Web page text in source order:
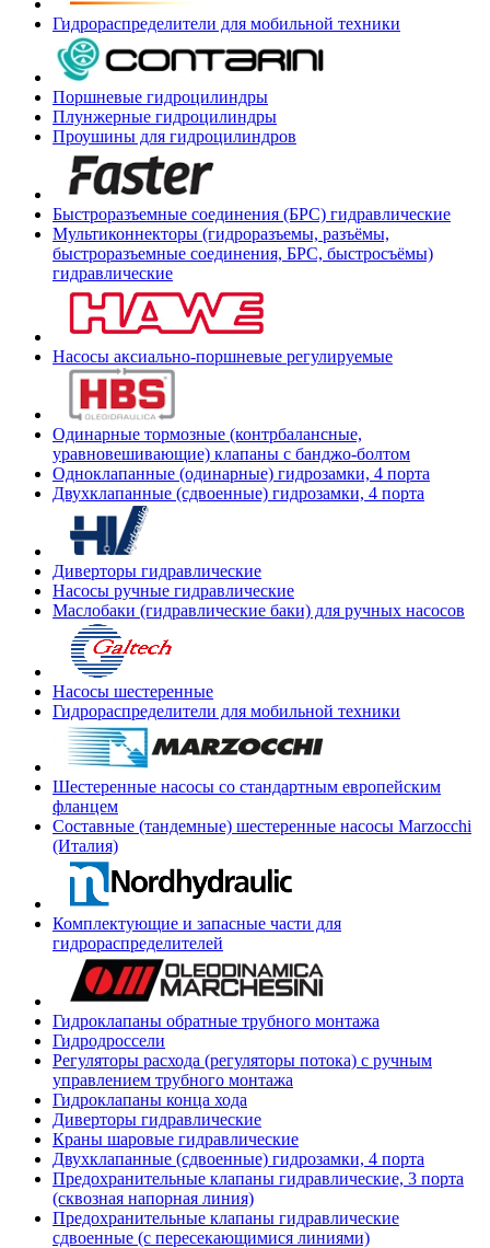
Гидрораспределители для мобильной техники
Поршневые гидроцилиндры
Плунжерные гидроцилиндры
Проушины для гидроцилиндров
Быстроразъемные соединения (БРС) гидравлические
Мультиконнекторы (гидроразъемы, разъёмы,
быстроразъемные соединения, БРС, быстросъёмы)
гидравлические
Насосы аксиально-поршневые регулируемые
Одинарные тормозные (контрбалансные,
уравновешивающие) клапаны с банджо-болтом
Одноклапанные (одинарные) гидрозамки, 4 порта
Двухклапанные (сдвоенные) гидрозамки, 4 порта
Диверторы гидравлические
Насосы ручные гидравлические
Маслобаки (гидравлические баки) для ручных насосов
Насосы шестеренные
Гидрораспределители для мобильной техники
Шестеренные насосы со стандартным европейским
фланцем
Составные (тандемные) шестеренные насосы Marzocchi
(Италия)
Комплектующие и запасные части для
гидрораспределителей
Гидроклапаны обратные трубного монтажа
Гидродроссели
Регуляторы расхода (регуляторы потока) с ручным
управлением трубного монтажа
Гидроклапаны конца хода
Диверторы гидравлические
Краны шаровые гидравлические
Двухклапанные (сдвоенные) гидрозамки, 4 порта
Предохранительные клапаны гидравлические, 3 порта
(сквозная напорная линия)
Предохранительные клапаны гидравлические
сдвоенные (с пересекающимися линиями)